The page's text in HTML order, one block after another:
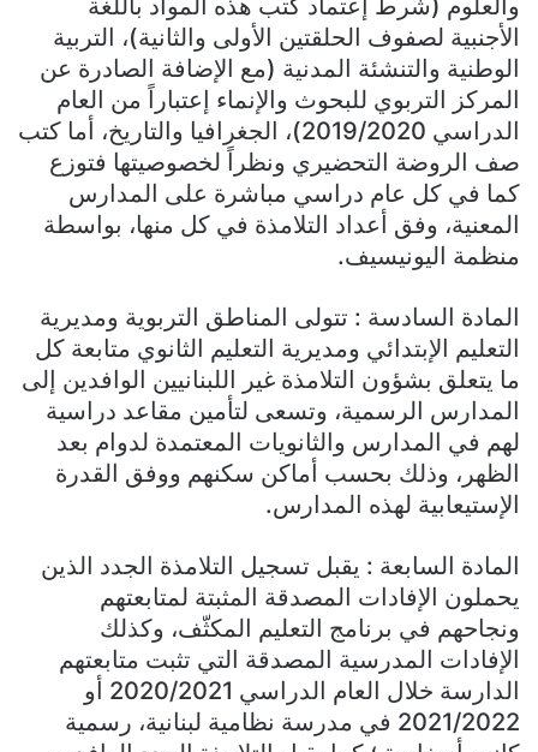
والعلوم (شرط إعتماد كتب هذه المواد باللغة
الأجنبية لصفوف الحلقتين الأولى والثانية)، التربية
الوطنية والتنشئة المدنية (مع الإضافة الصادرة عن
المركز التربوي للبحوث والإنماء إعتباراً من العام
الدراسي 2019/2020)، الجغرافيا والتاريخ، أما كتب
صف الروضة التحضيري ونظراً لخصوصيتها فتوزع
كما في كل عام دراسي مباشرة على المدارس
المعنية، وفق أعداد التلامذة في كل منها، بواسطة
منظمة اليونيسيف.
المادة السادسة : تتولى المناطق التربوية ومديرية
التعليم الإبتدائي ومديرية التعليم الثانوي متابعة كل
ما يتعلق بشؤون التلامذة غير اللبنانيين الوافدين إلى
المدارس الرسمية، وتسعى لتأمين مقاعد دراسية
لهم في المدارس والثانويات المعتمدة لدوام بعد
الظهر، وذلك بحسب أماكن سكنهم ووفق القدرة
الإستيعابية لهذه المدارس.
المادة السابعة : يقبل تسجيل التلامذة الجدد الذين
يحملون الإفادات المصدقة المثبتة لمتابعتهم
ونجاحهم في برنامج التعليم المكثّف، وكذلك
الإفادات المدرسية المصدقة التي تثبت متابعتهم
الدارسة خلال العام الدراسي 2020/2021 أو
2021/2022 في مدرسة نظامية لبنانية، رسمية